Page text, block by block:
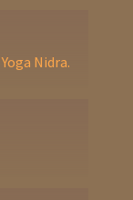
Nidra.